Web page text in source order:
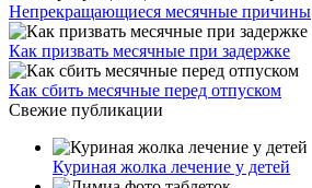
Непрекращающиеся месячные причины
Как призвать месячные при задержке
Как сбить месячные перед отпуском
Свежие публикации
Куриная жолка лечение у детей